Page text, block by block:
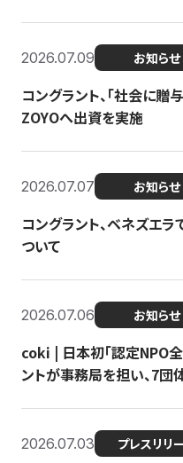
2026.07.09 お知らせ
コングラント、「社会に
ZOYOへ出資を実施
2026.07.07 お知らせ
コングラント、ベネズエ
ついて
2026.07.06 お知らせ
coki | 日本初「認定NPO全
ントが事務局を担い、7団
2026.07.03 プレスリリ